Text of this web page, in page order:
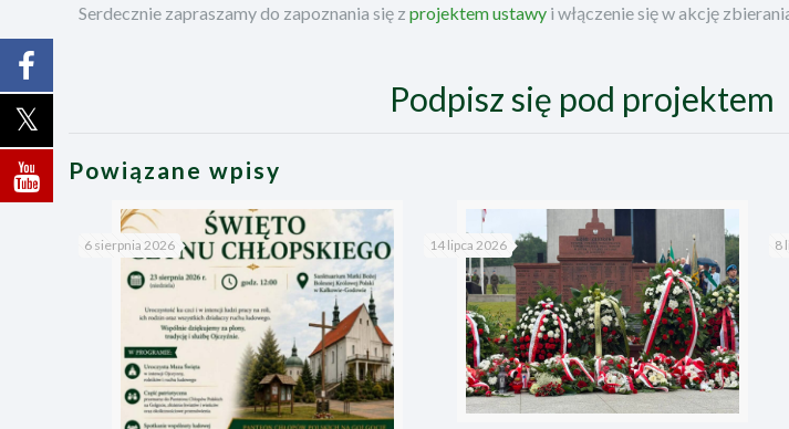
Serdecznie zapraszamy do zapoznania się zprojektem ustawy i włączenie się w akcję
Podpisz się pod projektem
Powiązane wpisy
6 sierpnia 2026 14 lipca 2026 8